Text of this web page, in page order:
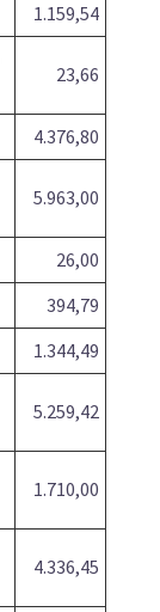
1.159,54
23,66
4.376,80
5.963,00
26,00
394,79
1.344,49
5.259,42
1.710,00
4.336,45